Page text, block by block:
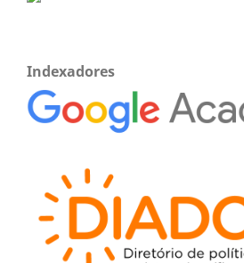
Indexadores